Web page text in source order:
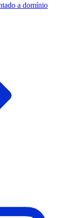
a domínio